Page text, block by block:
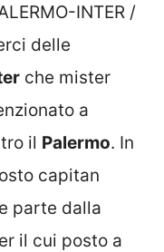
INTER /
delle
che mister
a
il Palermo. In
capitan
parte dalla
il cui posto a